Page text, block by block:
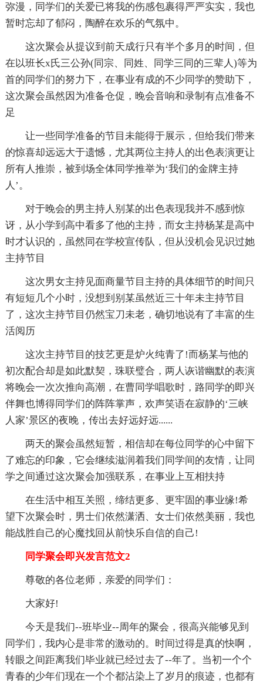
弥漫，同学们的关爱已将我的伤感包裹得严严实实，我也
暂时忘却了郁闷，陶醉在欢乐的气氛中。
这次聚会从提议到前天成行只有半个多月的时间，但
在以班长x氏三公孙(同宗、同姓、同学三同的三辈人)等为
首的同学们的努力下，在事业有成的不少同学的赞助下，
这次聚会虽然因为准备仓促，晚会音响和录制有点准备不
足
让一些同学准备的节目未能得于展示，但给我们带来
的惊喜却远远大于遗憾，尤其两位主持人的出色表演更让
所有人推崇，被到场全体同学推举为‘我们的金牌主持
人’。
对于晚会的男主持人别某的出色表现我并不感到惊
讶，从小学到高中看多了他的主持，而女主持杨某是高中
时才认识的，虽然同在学校宣传队，但从没机会见识过她
主持节目
这次男女主持见面商量节目主持的具体细节的时间只
有短短几个小时，没想到别某虽然近三十年未主持节目
了，这次主持节目仍然宝刀未老，确切地说有了丰富的生
活阅历
这次主持节目的技艺更是炉火纯青了!而杨某与他的
初次配合却是如此默契，珠联璧合，两人诙谐幽默的表演
将晚会一次次推向高潮，在曹同学唱歌时，路同学的即兴
伴舞也博得同学们的阵阵掌声，欢声笑语在寂静的‘三峡
人家’景区的夜晚，传出去好远好远......
两天的聚会虽然短暂，相信却在每位同学的心中留下
了难忘的印象，它会继续滋润着我们同学间的友情，让同
学之间通过这次聚会加强联系，在事业上互相扶持
在生活中相互关照，缔结更多、更牢固的事业缘!希
望下次聚会时，男士们依然潇洒、女士们依然美丽，我也
能战胜自己的心魔找回从前快乐自信的自己!
同学聚会即兴发言范文2
尊敬的各位老师，亲爱的同学们：
大家好!
今天是我们--班毕业--周年的聚会，很高兴能够见到
同学们，我内心是非常的激动的。时间过得是真的快啊，
转眼之间距离我们毕业就已经过去了--年了。当初一个个
青春的少年们现在一个个都沾染上了岁月的痕迹，也都有